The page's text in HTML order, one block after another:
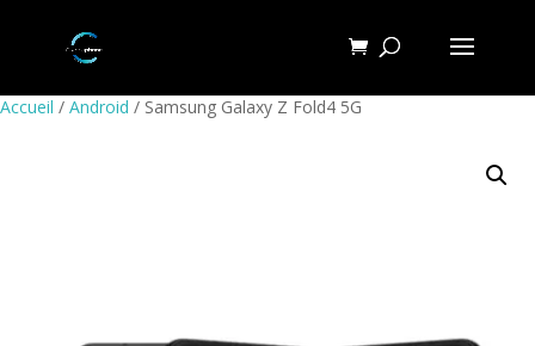
Accueil / Android / Samsung Galaxy Z Fold4 5G